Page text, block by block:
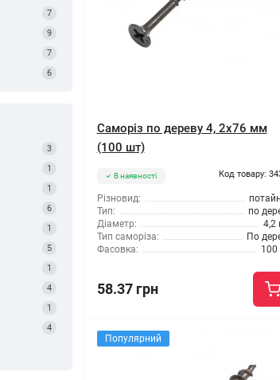
7
9
7
6
3
1
1
6
1
5
1
4
1
4
Саморіз по дереву 4, 2x76 мм
(100 шт)
В наявності Код товару:
Різновид:
Тип:
по
Діаметр:
4,2
Тип саморіза:
По
Фасовка:
58.37 грн
Популярний